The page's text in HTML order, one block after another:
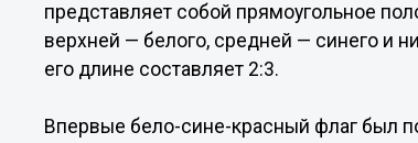
представляет собой прямоугольное
верхней — белого, средней — синего и
его длине составляет 2:3.
Впервые бело-сине-красный флаг был